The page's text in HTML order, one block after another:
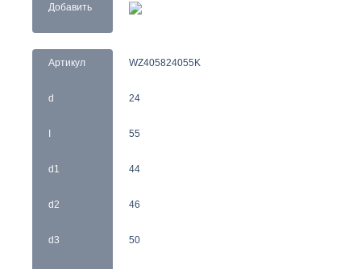
Добавить
Артикул
d
d1
d2
d3
WZ405824055K
24
55
44
46
50